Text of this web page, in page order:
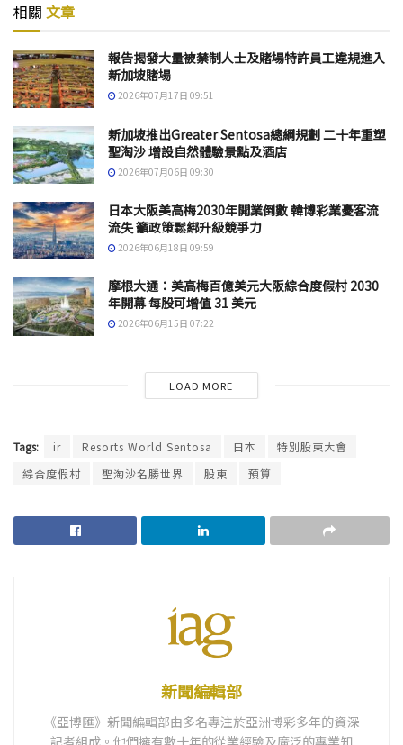
相關 文章
報告揭發大量被禁制人士及賭場特許員工違規進入
新加坡賭場
2026年07月17日 09:51
新加坡推出Greater Sentosa總綱規劃 二十年重塑
聖淘沙 增設自然體驗景點及酒店
2026年07月06日 09:30
日本大阪美高梅2030年開業倒數 韓博彩業憂客流
流失 籲政策鬆綁升級競爭力
2026年06月18日 09:59
摩根大通：美高梅百億美元大阪綜合度假村 2030
年開幕 每股可增值 31 美元
2026年06月15日 07:22
LOAD MORE
Tags: ir Resorts World Sentosa 日本
特別股東大會
綜合度假村
聖淘沙名勝世界 股東 預算
新聞編輯部
《亞博匯》新聞編輯部由多名專注於亞洲博彩多年的資深
記者組成。他們擁有數十年的從業經驗及廣泛的專業知